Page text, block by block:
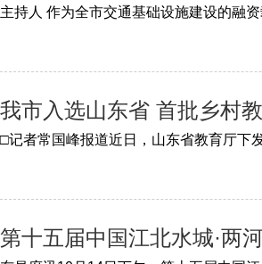
我市入选山东省 首批乡村
第十五届中国江北水城·两